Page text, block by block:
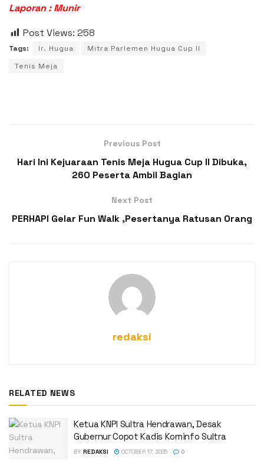
Laporan : Munir
Post Views: 258
Tags: Ir. Hugua
Mitra Parlemen Hugua Cup II
Tenis Meja
Previous Post
Hari Ini Kejuaraan Tenis Meja Hugua Cup II Dibuka,
260 Peserta Ambil Bagian
Next Post
PERHAPI Gelar Fun Walk ,Pesertanya Ratusan Orang
redaksi
RELATED NEWS
Ketua KNPI Sultra Hendrawan, Desak
Gubernur Copot Kadis Kominfo Sultra
BY REDAKSI OCTOBER 17, 2025 0